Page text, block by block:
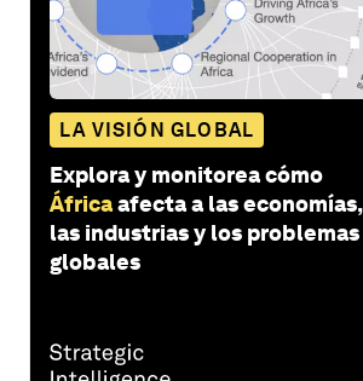
LA VISIÓN GLOBAL
Explora y monitorea cómo
Áfricaafecta a las economías,
las industrias y los problemas
globales